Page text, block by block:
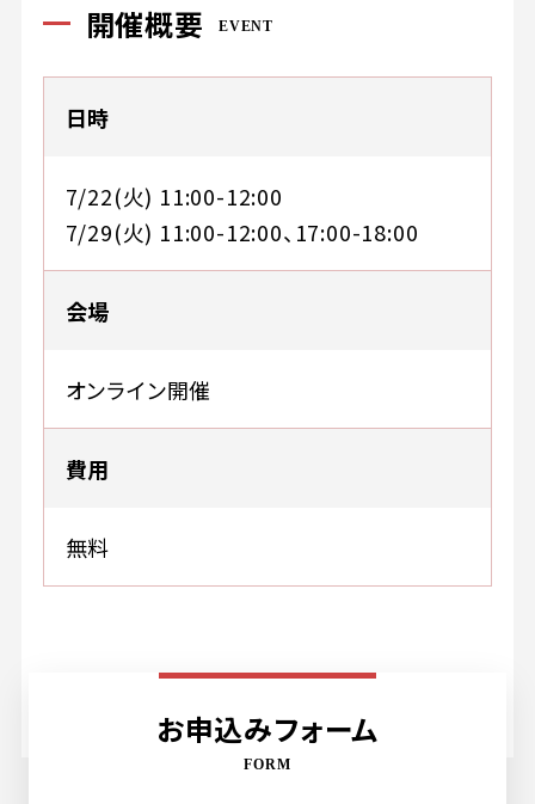
開催概要 EVENT
日時
7/22(火) 11:00-12:00
7/29(火) 11:00-12:00、17:00-18:00
会場
オンライン開催
費用
無料
お申込みフォーム
FORM